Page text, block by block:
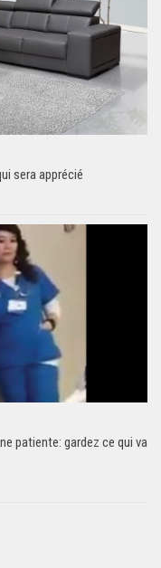
sera apprécié
patiente: gardez ce qui va